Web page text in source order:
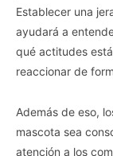
Establecer una
ayudará a
qué actitudes
reaccionar de
Además de eso,
mascota sea
atención a los